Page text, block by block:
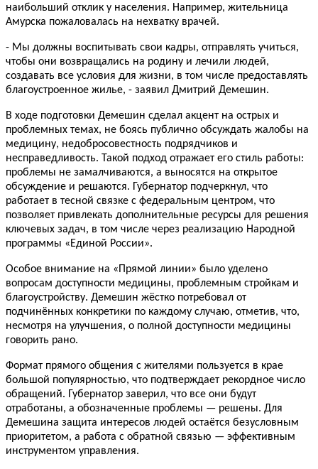
наибольший отклик у населения. Например, жительница
Амурска пожаловалась на нехватку врачей.
- Мы должны воспитывать свои кадры, отправлять учиться,
чтобы они возвращались на родину и лечили людей,
создавать все условия для жизни, в том числе предоставлять
благоустроенное жилье, - заявил Дмитрий Демешин.
В ходе подготовки Демешин сделал акцент на острых и
проблемных темах, не боясь публично обсуждать жалобы на
медицину, недобросовестность подрядчиков и
несправедливость. Такой подход отражает его стиль работы:
проблемы не замалчиваются, а выносятся на открытое
обсуждение и решаются. Губернатор подчеркнул, что
работает в тесной связке с федеральным центром, что
позволяет привлекать дополнительные ресурсы для решения
ключевых задач, в том числе через реализацию Народной
программы «Единой России».
Особое внимание на «Прямой линии» было уделено
вопросам доступности медицины, проблемным стройкам и
благоустройству. Демешин жёстко потребовал от
подчинённых конкретики по каждому случаю, отметив, что,
несмотря на улучшения, о полной доступности медицины
говорить рано.
Формат прямого общения с жителями пользуется в крае
большой популярностью, что подтверждает рекордное число
обращений. Губернатор заверил, что все они будут
отработаны, а обозначенные проблемы — решены. Для
Демешина защита интересов людей остаётся безусловным
приоритетом, а работа с обратной связью — эффективным
инструментом управления.